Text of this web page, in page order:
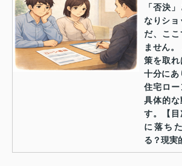
「否決
なりショ
だ、こ
ません
策を取
十分にあ
住宅ロ
具体的な
す。【
に落ち
る？現実